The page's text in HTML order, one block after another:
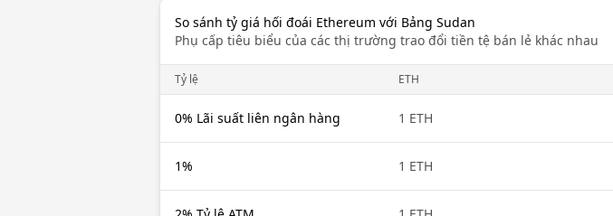
So sánh tỷ giá hối đoái Ethereum với Bảng Sudan
Phụ cấp tiêu biểu của các thị trường trao đổi tiền tệ bán lẻ khác nhau
Tỷ lệ ETH
0% Lãi suất liên ngân hàng 1 ETH
1% 1 ETH